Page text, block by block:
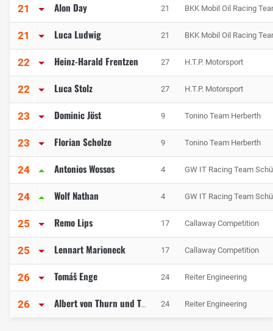
21 Alon Day 21 BKK Mobil Oil Racing
21 Luca Ludwig 21 BKK Mobil Oil Racing
22 Heinz-Harald Frentzen 27 H.T.P. Motorsport
22 Luca Stolz 27 H.T.P. Motorsport
23 Dominic Jöst 9 Tonino Team Herberth
23 Florian Scholze 9 Tonino Team Herberth
24 Antonios Wossos 4 GW IT Racing Team
24 Wolf Nathan 4 GW IT Racing Team
25 Remo Lips 17 Callaway Competition
25 Lennart Marioneck 17 Callaway Competition
26 Tomáš Enge 24 Reiter Engineering
26 Albert von Thurn und Taxis 24 Reiter Engineering